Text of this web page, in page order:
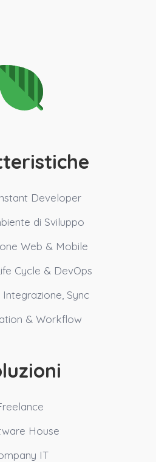
Developer
di Sviluppo
Web & Mobile
Cycle & DevOps
Sync
& Workflow
House
IT